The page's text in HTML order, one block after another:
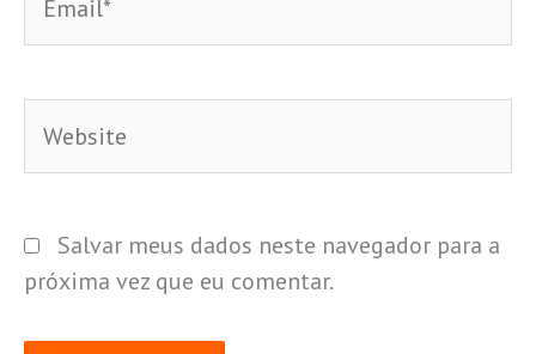
Salvar meus dados neste navegador para a
próxima vez que eu comentar.